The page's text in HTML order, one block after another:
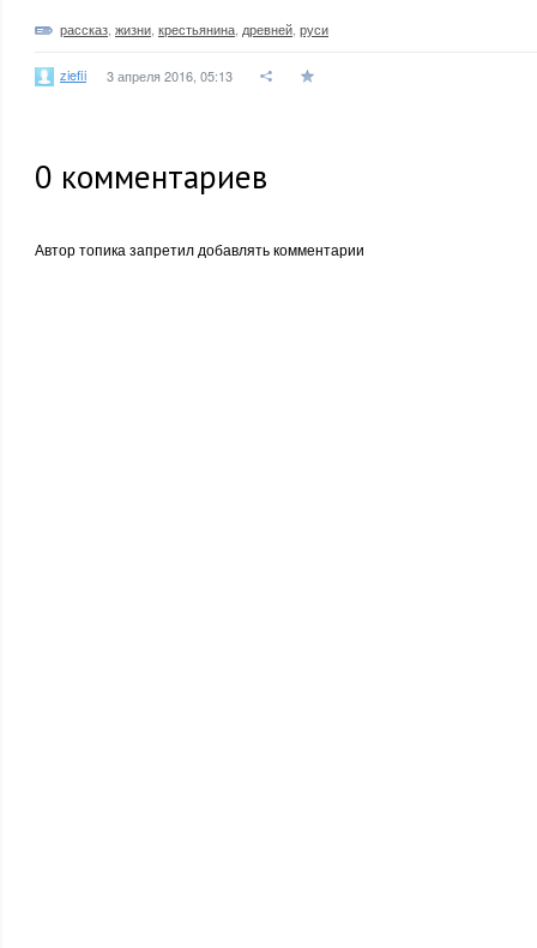
рассказ жизни крестьянина древней руси
ziefii 3 апреля 2016, 05:13
0 комментариев
Автор топика запретил добавлять комментарии